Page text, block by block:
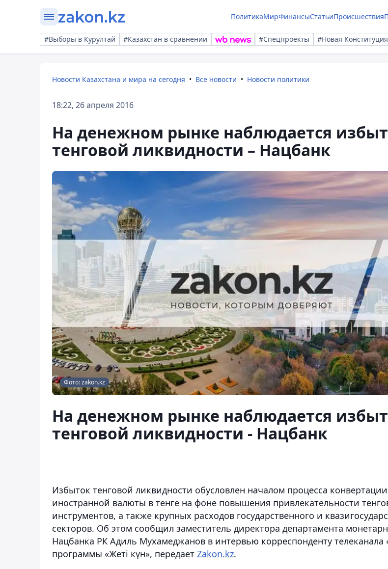
ПолитикаМирФинансыСтатьиПроисшествия
#Выборы в Курултай #Казахстан в сравнении #Спецпроекты #Новая Конституция
Новости Казахстана и мира на сегодня Все новости Новости политики
18:22, 26 апреля 2016
На денежном рынке наблюдается
тенговой ликвидности – Нацбанк
Фото: zakon.kz
На денежном рынке наблюдается
тенговой ликвидности - Нацбанк
Избыток тенговой ликвидности обусловлен началом процесса
иностранной валюты в тенге на фоне повышения привлекательности
инструментов, а также крупных расходов государственного и
секторов. Об этом сообщил заместитель директора департамента
Нацбанка РК Адиль Мухамеджанов в интервью корреспонденту телеканала
программы «Жеті күн», передает Zakon.kz.